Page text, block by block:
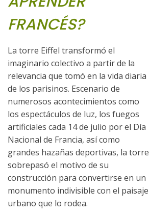
FRANCÉS?
La torre Eiffel transformó el
imaginario colectivo a partir de la
relevancia que tomó en la vida diaria
de los parisinos. Escenario de
numerosos acontecimientos como
los espectáculos de luz, los fuegos
artificiales cada 14 de julio por el Día
Nacional de Francia, así como
grandes hazañas deportivas, la torre
sobrepasó el motivo de su
construcción para convertirse en un
monumento indivisible con el paisaje
urbano que lo rodea.